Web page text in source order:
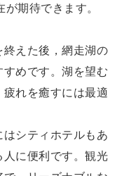
期待できます。
終えた後，網走湖の
めです。湖を望む
れを癒すには最適
シティホテルもあ
に便利です。観光